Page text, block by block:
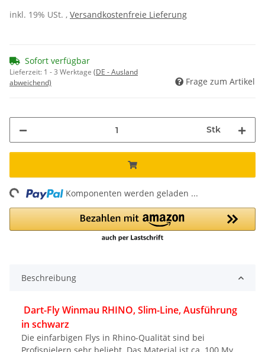
inkl. 19% USt. , Versandkostenfreie Lieferung
Sofort verfügbar
Lieferzeit: 1 - 3 Werktage (DE - Ausland
abweichend)
Frage zum Artikel
Stk
Komponenten werden geladen ...
Beschreibung
Dart-Fly Winmau RHINO, Slim-Line, Ausführung
in schwarz
Die einfarbigen Flys in Rhino-Qualität sind bei